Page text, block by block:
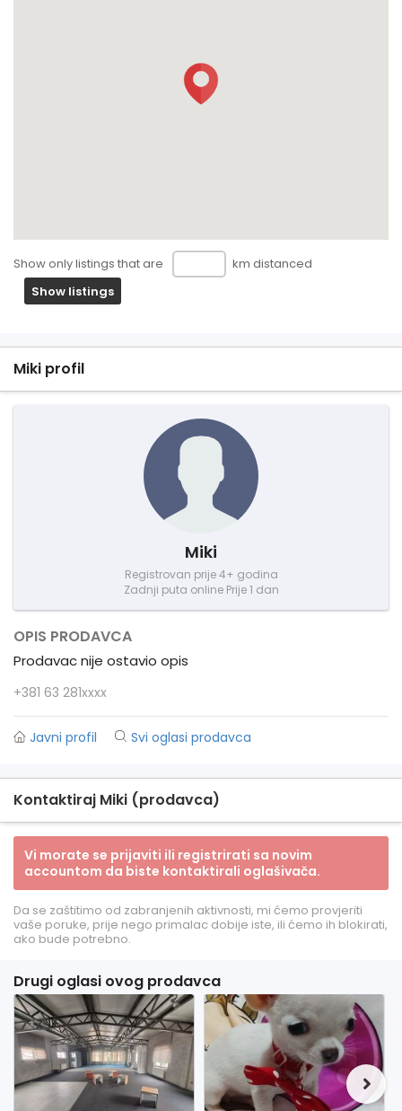
Show only listings that are
km distanced
Show listings
Miki profil
Miki
Registrovan prije 4+ godina
Zadnji puta online Prije 1 dan
OPIS PRODAVCA
Prodavac nije ostavio opis
+381 63 281xxxx
Javni profil Svi oglasi prodavca
Kontaktiraj Miki (prodavca)
Vi morate se prijaviti ili registrirati sa novim
accountom da biste kontaktirali oglašivača.
Da se zaštitimo od zabranjenih aktivnosti, mi ćemo provjeriti
vaše poruke, prije nego primalac dobije iste, ili ćemo ih blokirati,
ako bude potrebno.
Drugi oglasi ovog prodavca